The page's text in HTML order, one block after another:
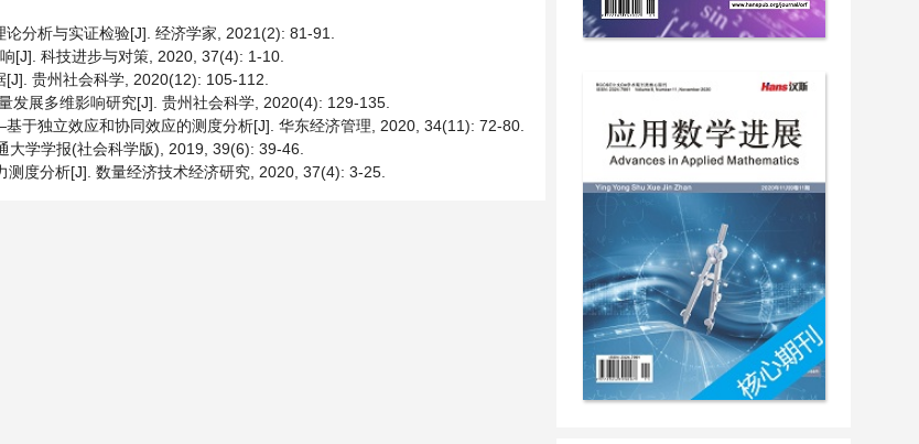
分析与实证检验[J]. 经济学家, 2021(2): 81-91.
[J]. 科技进步与对策, 2020, 37(4): 1-10.
贵州社会科学, 2020(12): 105-112.
发展多维影响研究[J]. 贵州社会科学, 2020(4): 129-135.
于独立效应和协同效应的测度分析[J]. 华东经济管理, 2020, 34(11): 72-80.
学学报(社会科学版), 2019, 39(6): 39-46.
度分析[J]. 数量经济技术经济研究, 2020, 37(4): 3-25.